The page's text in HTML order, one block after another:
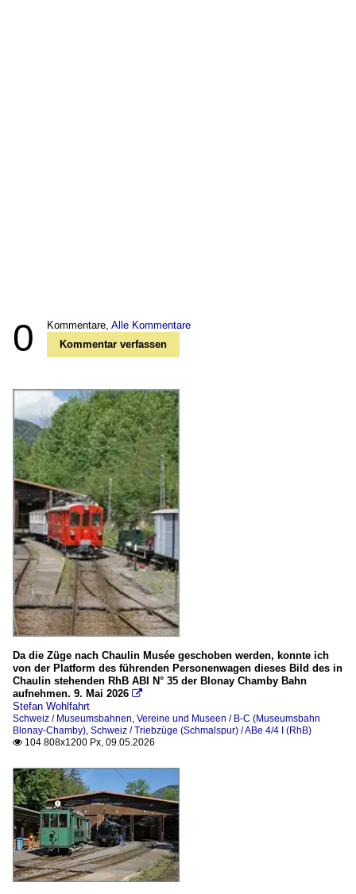
0 Kommentare, Alle Kommentare
Kommentar verfassen
Da die Züge nach Chaulin Musée geschoben werden, konnte ich
von der Platform des führenden Personenwagen dieses Bild des in
Chaulin stehenden RhB ABI N° 35 der Blonay Chamby Bahn
aufnehmen. 9. Mai 2026 
Stefan Wohlfahrt
Schweiz / Museumsbahnen, Vereine und Museen / B-C (Museumsbahn
Blonay-Chamby), Schweiz / Triebzüge (Schmalspur) / ABe 4/4 I (RhB)
 104 808x1200 Px, 09.05.2026